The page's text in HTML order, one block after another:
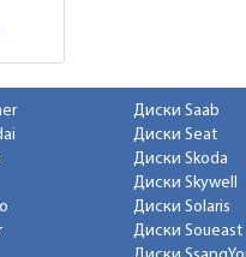
Диски Saab
Диски Seat
Диски Skoda
Диски Skywell
Диски Solaris
Диски Soueast